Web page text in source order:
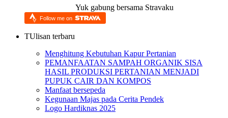
Yuk gabung bersama Stravaku
Follow me on
TUlisan terbaru
Menghitung Kebutuhan Kapur Pertanian
PEMANFAATAN SAMPAH ORGANIK SISA
HASIL PRODUKSI PERTANIAN MENJADI
PUPUK CAIR DAN KOMPOS
Manfaat bersepeda
Kegunaan Majas pada Cerita Pendek
Logo Hardiknas 2025